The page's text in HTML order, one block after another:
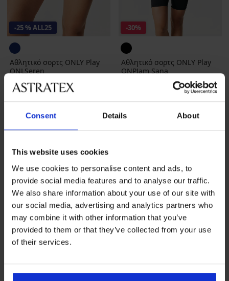
Consent Details About
This website uses cookies
We use cookies to personalise content and ads, to
provide social media features and to analyse our traffic.
We also share information about your use of our site with
our social media, advertising and analytics partners who
may combine it with other information that you’ve
provided to them or that they’ve collected from your use
of their services.
-25 % ALL25
Αθλητικό σορτς ONLY Play
ONLSeren
22,99 €
17,24 € κωδικόςALL25
-30%
Αθλητικό σορτς ONLY Play
ONPJam Sana
Αρχική τιμή
30,99 €